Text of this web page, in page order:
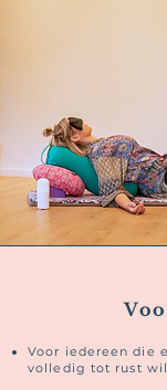
Voor iedereen die
volledig tot rust